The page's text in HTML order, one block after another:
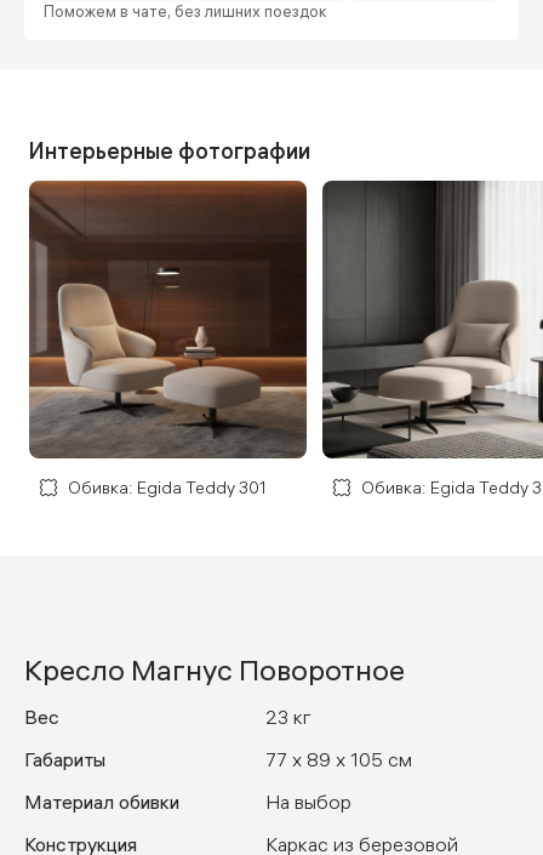
Поможем в чате, без лишних поездок
Интерьерные фотографии
Обивка: Egida Teddy 301 Обивка: Egida Teddy
Кресло Магнус Поворотное
Вес
23 кг
Габариты
77 x 89 x 105 см
Материал обивки
На выбор
Конструкция
Каркас из березовой